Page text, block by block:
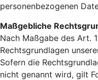
personenbezogenen
Maßgebliche
Nach Maßgabe des Art.
Rechtsgrundlagen
Sofern die
nicht genannt wird, gilt